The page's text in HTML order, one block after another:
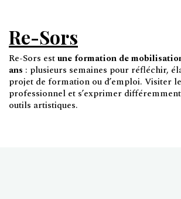
Re-Sors
Re-Sors estune formation de
ans : plusieurs semaines pour réfléchir,
projet de formation ou d’emploi. Visiter
professionnel et s’exprimer
outils artistiques.